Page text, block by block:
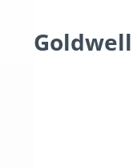
Goldwell